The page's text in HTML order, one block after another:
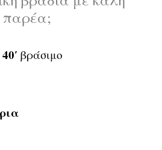
παρέα;
40′ βράσιμο